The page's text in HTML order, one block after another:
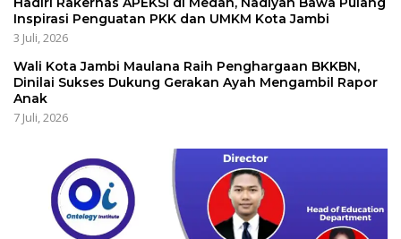
Inspirasi Penguatan PKK dan UMKM Kota Jambi
3 Juli, 2026
Wali Kota Jambi Maulana Raih Penghargaan BKKBN,
Dinilai Sukses Dukung Gerakan Ayah Mengambil Rapor
Anak
7 Juli, 2026